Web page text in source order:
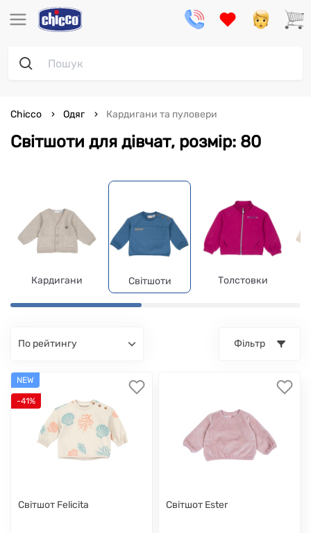
Світшоти для дівчат, розмір: 80
Chicco Одяг Кардигани та пуловери
Кардигани Світшоти Толстовки
по рейтингу Фільтр
NEW
-41%
Світшот Felicita Світшот Ester